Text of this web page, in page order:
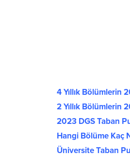
4 Yıllık Bölümlerin
2 Yıllık Bölümlerin
2023 DGS Taban
Hangi Bölüme Kaç
Üniversite Taban